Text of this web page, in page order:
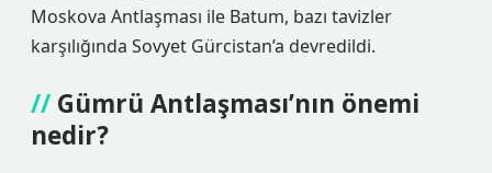
Moskova Antlaşması ile Batum, bazı tavizler
karşılığında Sovyet Gürcistan’a devredildi.
Gümrü Antlaşması’nın önemi
nedir?